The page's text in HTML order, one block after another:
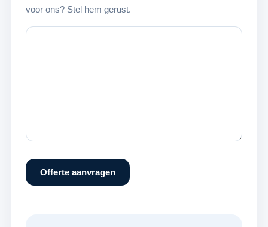
voor ons? Stel hem gerust.
Offerte aanvragen